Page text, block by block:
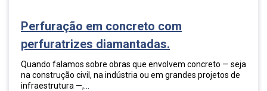
Perfuração em concreto com
perfuratrizes diamantadas.
Quando falamos sobre obras que envolvem concreto — seja
na construção civil, na indústria ou em grandes projetos de
infraestrutura —,...